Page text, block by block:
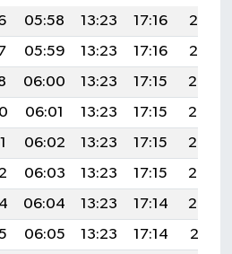
05:58 13:23 17:16
20:37
05:59 13:23 17:16
20:37
06:00 13:23 17:15
20:36
06:01 13:23 17:15
20:35
06:02 13:23 17:15
20:34
06:03 13:23 17:15
20:33
06:04 13:23 17:14
20:32
06:05 13:23 17:14
20:31